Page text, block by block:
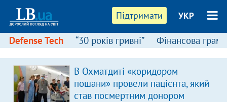
Підтримати УКР
Defense Tech “30 років гривні” Фінансова
В Охматдиті «коридором
пошани» провели пацієнта, який
став посмертним донором